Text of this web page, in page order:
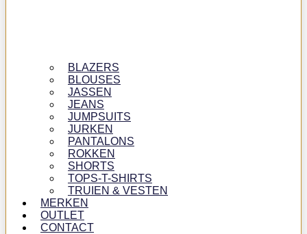
BLAZERS
BLOUSES
JASSEN
JEANS
JUMPSUITS
JURKEN
PANTALONS
ROKKEN
SHORTS
TOPS-T-SHIRTS
TRUIEN & VESTEN
MERKEN
OUTLET
CONTACT